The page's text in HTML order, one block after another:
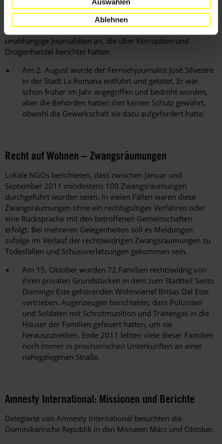
Auswählen
Ablehnen
schikaniert oder tätlich angegriffen, in vielen Fällen von
Polizeibeamten. Im August prangerten 60 Journalisten eine
von Staatsbeamten initiierte Verleumdungskampagne gegen
unabhängige Journalisten an, die über Korruption und
Drogenhandel berichtet hatten.
Am 2. August wurde der Fernsehjournalist José Silvestre
in der Stadt La Romana entführt und getötet. Er war
schon früher im Jahr angegriffen und bedroht worden,
aber die Behörden hatten ihm keinen Schutz gewährt,
obwohl die Gewerkschaft sie dazu aufgefordert hatte.
Recht auf Wohnen – Zwangsräumungen
Lokale NGOs berichteten, dass zwischen Januar und
September 2011 mindestens 100 Zwangsräumungen
durchgeführt worden seien. In vielen Fällen waren diese
Zwangsräumungen ohne ein rechtsgültiges Verfahren oder
eine Rücksprache mit den betroffenen Gemeinschaften
erfolgt. Bei mehreren Gelegenheiten soll es Meldungen
zufolge im Verlauf der rechtswidrigen Zwangsräumungen zu
Todesfällen und Schussverletzungen gekommen sein.
Am 15. Oktober wurden 72 Familien rechtswidrig von
ihren privaten Grundstücken in dem zum Stadtteil Santo
Domingo Este gehörenden Wohnviertel Brisas Del Este
vertrieben. Augenzeugen berichteten, dass Polizisten
und Soldaten mit Schrotmunition und Tränengas in die
Häuser der Familien gefeuert hätten, um sie
herauszutreiben. Ende 2011 lebten viele dieser Familien
noch immer in provisorischen Unterkünften an einer
nahegelegenen Straße.
Amnesty International: Missionen und Berichte
Delegierte von Amnesty International besuchten die
Dominikanische Republik in den Monaten März und Oktober.